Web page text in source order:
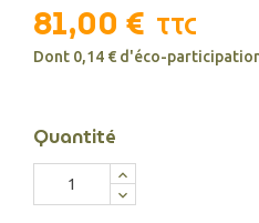
81,00 € TTC
Dont 0,14 € d'éco-
Quantité